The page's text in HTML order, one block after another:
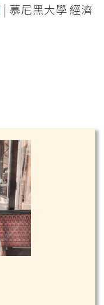
| 慕尼黑大學 經濟